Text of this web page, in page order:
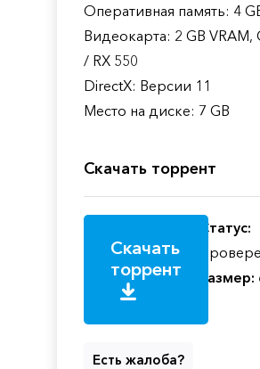
Оперативная память: 4
Видеокарта: 2 GB VRAM,
/ RX 550
DirectX: Версии 11
Место на диске: 7 GB
Скачать торрент
Скачать
торрент
Статус:
Размер:
Есть жалоба?